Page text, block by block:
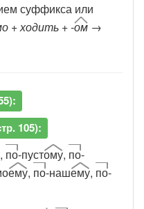
суффикса или
+ ходить + -ом →
105):
, по-пустому, по-
ему, по-нашему, по-